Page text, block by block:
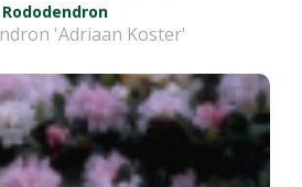
Rododendron
'Adriaan Koster'